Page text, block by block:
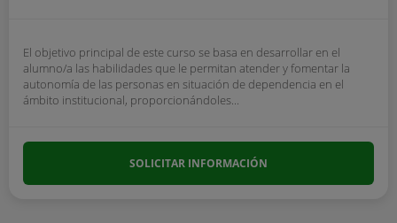
El objetivo principal de este curso se basa en desarrollar en el
alumno/a las habilidades que le permitan atender y fomentar la
autonomía de las personas en situación de dependencia en el
ámbito institucional, proporcionándoles...
SOLICITAR INFORMACIÓN